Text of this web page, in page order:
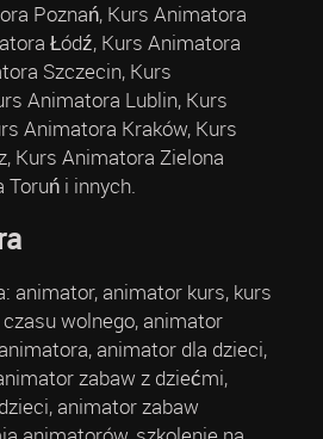
Poznań, Kurs Animatora
Łódź, Kurs Animatora
Szczecin, Kurs
Animatora Lublin, Kurs
Animatora Kraków, Kurs
Kurs Animatora Zielona
Toruń i innych.
animator, animator kurs, kurs
wolnego, animator
animator dla dzieci,
zabaw z dziećmi,
animator zabaw